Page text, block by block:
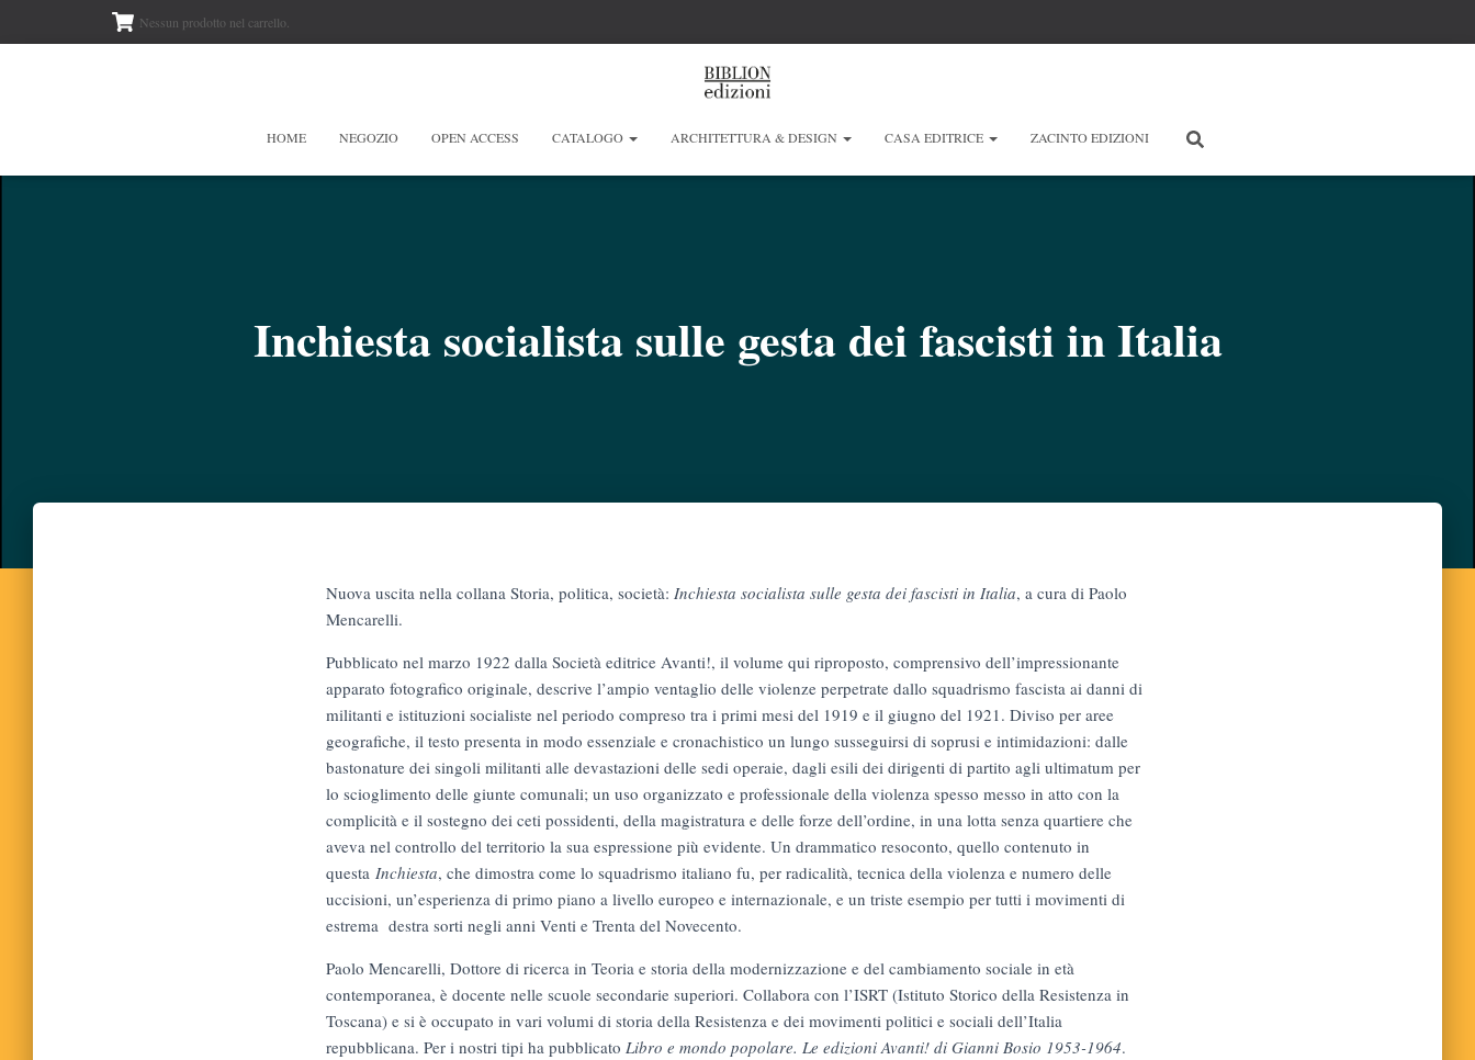
Nessun prodotto nel carrello.
HOME NEGOZIO OPEN ACCESS CATALOGO ARCHITETTURA & DESIGN CASA EDITRICE ZACINTO EDIZIONI
Inchiesta socialista sulle gesta dei fascisti in Italia
Nuova uscita nella collana Storia, politica, società: Inchiesta socialista sulle gesta dei fascisti in Italia, a cura di Paolo
Mencarelli.
Pubblicato nel marzo 1922 dalla Società editrice Avanti!, il volume qui riproposto, comprensivo dell’impressionante
apparato fotografico originale, descrive l’ampio ventaglio delle violenze perpetrate dallo squadrismo fascista ai danni di
militanti e istituzioni socialiste nel periodo compreso tra i primi mesi del 1919 e il giugno del 1921. Diviso per aree
geografiche, il testo presenta in modo essenziale e cronachistico un lungo susseguirsi di soprusi e intimidazioni: dalle
bastonature dei singoli militanti alle devastazioni delle sedi operaie, dagli esili dei dirigenti di partito agli ultimatum per
lo scioglimento delle giunte comunali; un uso organizzato e professionale della violenza spesso messo in atto con la
complicità e il sostegno dei ceti possidenti, della magistratura e delle forze dell’ordine, in una lotta senza quartiere che
aveva nel controllo del territorio la sua espressione più evidente. Un drammatico resoconto, quello contenuto in
questa Inchiesta, che dimostra come lo squadrismo italiano fu, per radicalità, tecnica della violenza e numero delle
uccisioni, un’esperienza di primo piano a livello europeo e internazionale, e un triste esempio per tutti i movimenti di
estrema destra sorti negli anni Venti e Trenta del Novecento.
Paolo Mencarelli, Dottore di ricerca in Teoria e storia della modernizzazione e del cambiamento sociale in età
contemporanea, è docente nelle scuole secondarie superiori. Collabora con l’ISRT (Istituto Storico della Resistenza in
Toscana) e si è occupato in vari volumi di storia della Resistenza e dei movimenti politici e sociali dell’Italia
repubblicana. Per i nostri tipi ha pubblicato Libro e mondo popolare. Le edizioni Avanti! di Gianni Bosio 1953-1964.